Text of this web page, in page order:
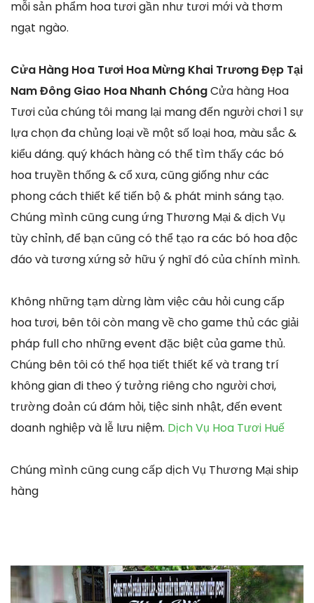
mỗi sản phẩm hoa tươi gần như tươi mới và thơm
ngạt ngào.
Cửa Hàng Hoa Tươi Hoa Mừng Khai Trương Đẹp Tại
Nam Đông Giao Hoa Nhanh ChóngCửa hàng Hoa
Tươi của chúng tôi mang lại mang đến người chơi 1 sự
lựa chọn đa chủng loại về một số loại hoa, màu sắc &
kiểu dáng. quý khách hàng có thể tìm thấy các bó
hoa truyền thống & cổ xưa, cũng giống như các
phong cách thiết kế tiến bộ & phát minh sáng tạo.
Chúng mình cũng cung ứng Thương Mại & dịch Vụ
tùy chỉnh, để bạn cũng có thể tạo ra các bó hoa độc
đáo và tương xứng sở hữu ý nghĩ đó của chính mình.
Không những tạm dừng làm việc câu hỏi cung cấp
hoa tươi, bên tôi còn mang về cho game thủ các giải
pháp full cho những event đặc biệt của game thủ.
Chúng bên tôi có thể họa tiết thiết kế và trang trí
không gian đi theo ý tưởng riêng cho người chơi,
trường đoản cú đám hỏi, tiệc sinh nhật, đến event
doanh nghiệp và lễ lưu niệm. Dịch Vụ Hoa Tươi Huế
Chúng mình cũng cung cấp dịch Vụ Thương Mại ship
hàng